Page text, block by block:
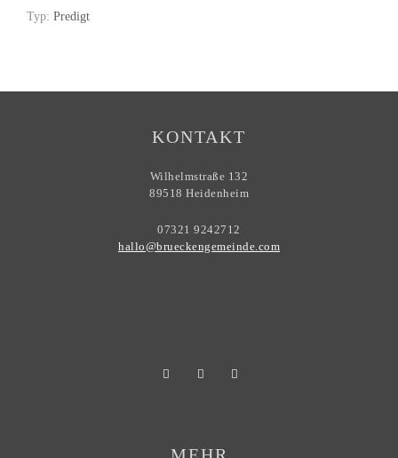
Typ: Predigt
KONTAKT
Wilhelmstraße 132
89518 Heidenheim
07321 9242712
hallo@brueckengemeinde.com
MEHR